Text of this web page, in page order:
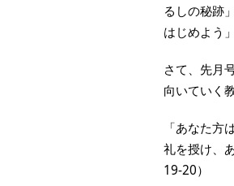
るしの秘跡
はじめよう
さて、先月
向いていく
「あなた
礼を授け、
19-20）